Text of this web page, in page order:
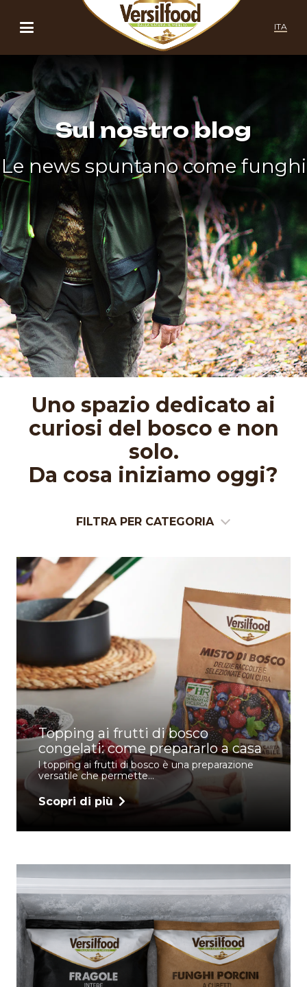
ITA
Sul nostro blog
Le news spuntano come funghi
Uno spazio dedicato ai
curiosi del bosco e non
solo.
Da cosa iniziamo oggi?
FILTRA PER CATEGORIA
Topping ai frutti di bosco
congelati: come prepararlo a casa
l topping ai frutti di bosco è una preparazione
versatile che permette…
Scopri di più